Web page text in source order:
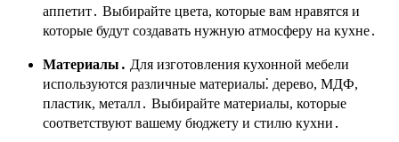
аппетит․ Выбирайте цвета, которые вам нравятся и
которые будут создавать нужную атмосферу на кухне․
Материалы․ Для изготовления кухонной мебели
используются различные материалы⁚ дерево, МДФ,
пластик, металл․ Выбирайте материалы, которые
соответствуют вашему бюджету и стилю кухни․